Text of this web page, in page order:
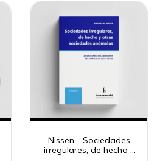
Nissen - Sociedades
irregulares, de hecho y